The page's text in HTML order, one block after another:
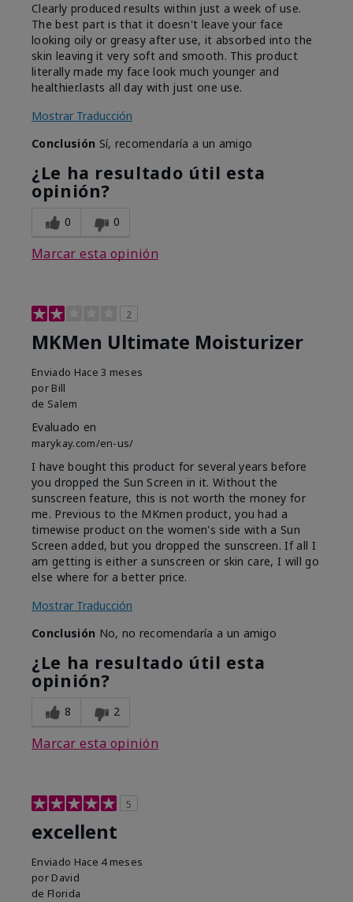
Clearly produced results within just a week of use.
The best part is that it doesn't leave your face
looking oily or greasy after use, it absorbed into the
skin leaving it very soft and smooth. This product
literally made my face look much younger and
healthier.lasts all day with just one use.
Mostrar Traducción
Conclusión Sí, recomendaría a un amigo
¿Le ha resultado útil esta
opinión?
0 0
Marcar esta opinión
2
MKMen Ultimate Moisturizer
Enviado Hace 3 meses
por Bill
de Salem
Evaluado en
marykay.com/en-us/
I have bought this product for several years before
you dropped the Sun Screen in it. Without the
sunscreen feature, this is not worth the money for
me. Previous to the MKmen product, you had a
timewise product on the women's side with a Sun
Screen added, but you dropped the sunscreen. If all I
am getting is either a sunscreen or skin care, I will go
else where for a better price.
Mostrar Traducción
Conclusión No, no recomendaría a un amigo
¿Le ha resultado útil esta
opinión?
8 2
Marcar esta opinión
5
excellent
Enviado Hace 4 meses
por David
de Florida